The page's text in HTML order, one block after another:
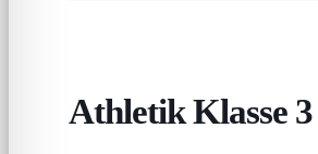
Athletik Klasse